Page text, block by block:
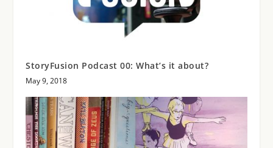
StoryFusion Podcast 00: What’s it about?
May 9, 2018